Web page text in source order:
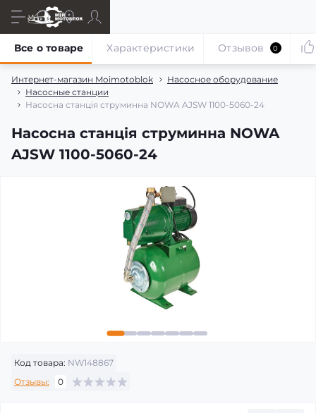
Интернет-магазин Moimotoblok
Насосное оборудование
Насосные станции
Насосна станція струминна NOWA AJSW 1100-5060-24
Насосна станція струминна NOWA
AJSW 1100-5060-24
Все о товаре Характеристики Отзывов 0
Код товара: NW148867
Отзывы:
0